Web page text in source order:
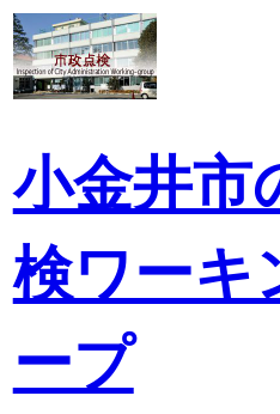
内
容
を
ス
プ小金井市
検ワーキ
ープ